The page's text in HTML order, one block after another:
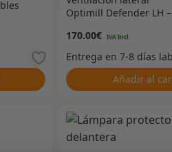
Optimill Defender LH –
inoxidable pulido –
ORP15-BLACKPS
170.00€
Añadir al